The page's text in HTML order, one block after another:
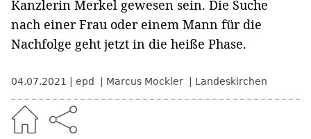
Kanzlerin Merkel gewesen sein. Die Suche
nach einer Frau oder einem Mann für die
Nachfolge geht jetzt in die heiße Phase.
04.07.2021 epd Marcus Mockler Landeskirchen